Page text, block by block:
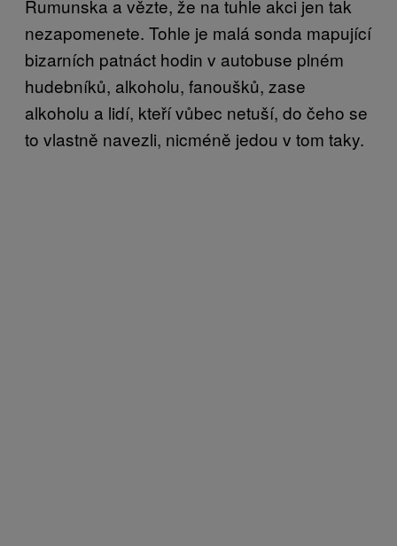
Rumunska a vězte, že na tuhle akci jen tak
nezapomenete. Tohle je malá sonda mapující
bizarních patnáct hodin v autobuse plném
hudebníků, alkoholu, fanoušků, zase
alkoholu a lidí, kteří vůbec netuší, do čeho se
to vlastně navezli, nicméně jedou v tom taky.